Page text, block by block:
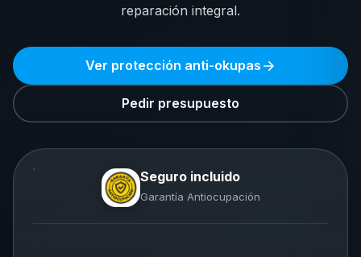
reparación integral.
Ver protección anti-okupas
Pedir presupuesto
Seguro incluido
Garantía Antiocupación